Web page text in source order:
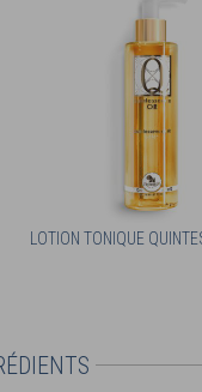
LOTION TONIQUE